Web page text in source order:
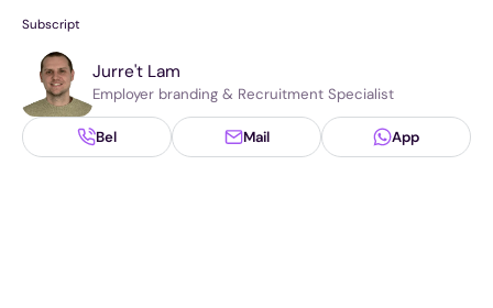
Subscript
Jurre't Lam
Employer branding & Recruitment Specialist
Bel Mail App